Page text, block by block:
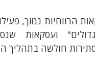
הרווחיות נמוך,
ועסקאות
חולשה בתהליך